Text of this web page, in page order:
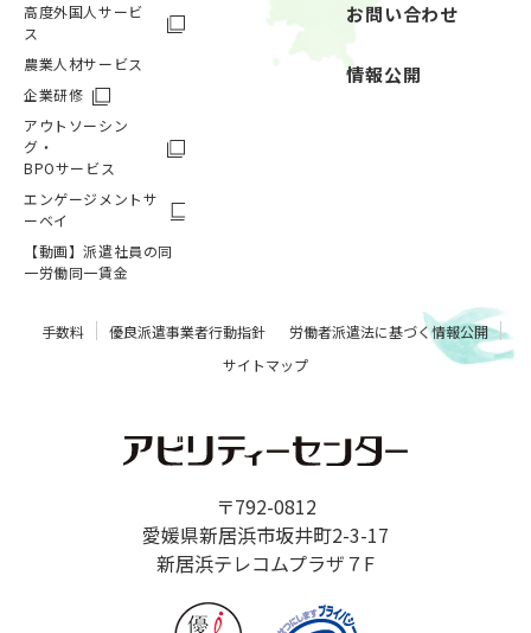
〒792-0812
愛媛県新居浜市坂井町2-3-17
新居浜テレコムプラザ７F
高度外国人サービ
ス
農業人材サービス
企業研修
アウトソーシン
グ・
BPOサービス
エンゲージメントサ
ーベイ
【動画】派遣社員の同
一労働同一賃金
お問い合わせ
情報公開
手数料 優良派遣事業者行動指針
労働者派遣法に基づく情報公開
サイトマップ